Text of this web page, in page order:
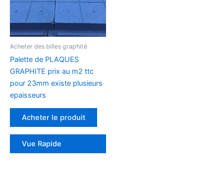
Acheter des billes graphité
Palette de PLAQUES
GRAPHITE prix au m2 ttc
pour 23mm existe plusieurs
epaisseurs
Acheter le produit
Vue Rapide